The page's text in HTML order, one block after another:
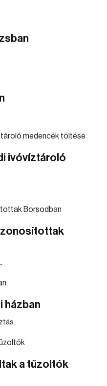
ivóvíztároló
házban
a tűzoltók